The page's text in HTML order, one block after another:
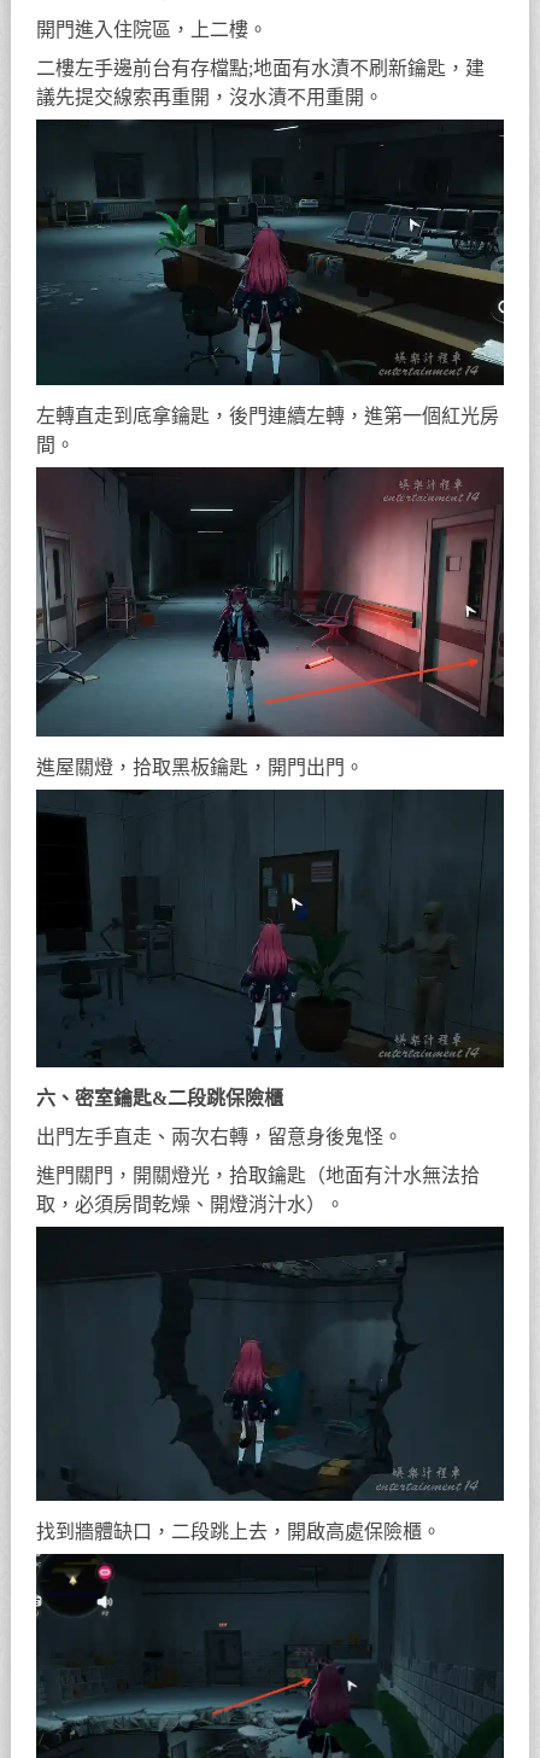
開左側房門，啟動線索，直走開門再左轉。
五、二樓區域探索
開門進入住院區，上二樓。
二樓左手邊前台有存檔點;地面有水漬不刷新鑰匙，建
議先提交線索再重開，沒水漬不用重開。
左轉直走到底拿鑰匙，後門連續左轉，進第一個紅光房
間。
進屋關燈，拾取黑板鑰匙，開門出門。
六、密室鑰匙&二段跳保險櫃
出門左手直走、兩次右轉，留意身後鬼怪。
進門關門，開關燈光，拾取鑰匙（地面有汁水無法拾
取，必須房間乾燥、開燈消汁水）。